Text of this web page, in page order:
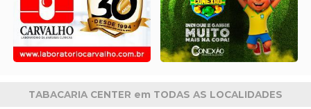
TABACARIA CENTER em TODAS AS LOCALIDADES